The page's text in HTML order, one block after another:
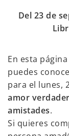
Del 23 de
En esta
puedes
para el lunes,
amor
amistades.
Si quieres